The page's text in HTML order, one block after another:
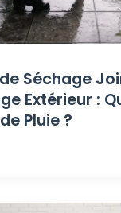
Séchage
Extérieur :
Pluie ?